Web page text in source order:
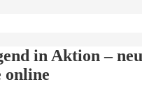
in Aktion –
online